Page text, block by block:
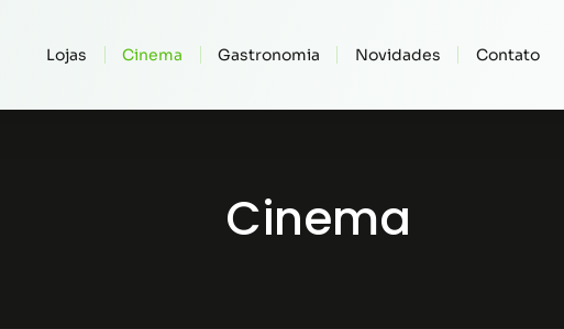
Lojas Cinema Gastronomia Novidades Contato
Cinema